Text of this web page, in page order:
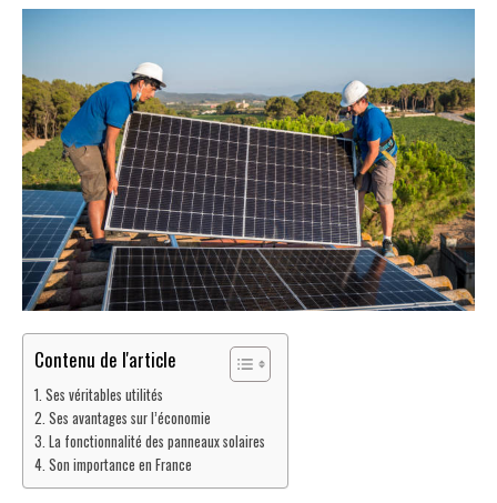
Contenu de l'article
Ses véritables utilités
Ses avantages sur l’économie
La fonctionnalité des panneaux solaires
Son importance en France